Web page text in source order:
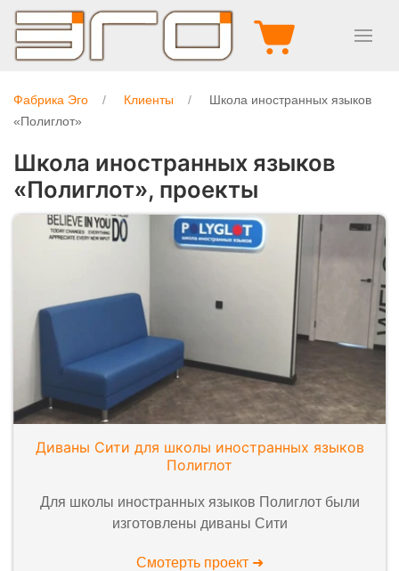
Фабрика Эго Клиенты
Школа иностранных языков
«Полиглот»
Школа иностранных языков
«Полиглот», проекты
Диваны Сити для школы иностранных языков
Полиглот
Для школы иностранных языков Полиглот были
изготовлены диваны Сити
Смотерть проект ➜